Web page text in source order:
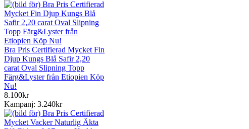
Bra Pris Certifierad Mycket Fin
Djup Kungs Blå Safir 2,20
carat Oval Slipning Topp
Färg&Lyster från Etiopien Köp
Nu!
8.100kr
Kampanj: 3.240kr